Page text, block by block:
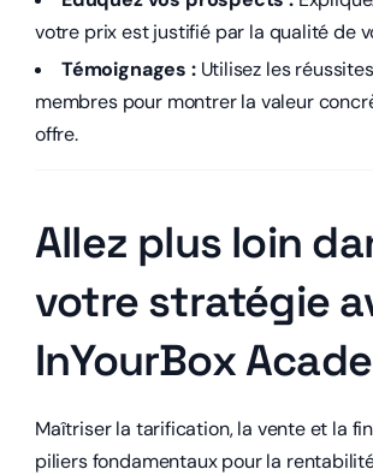
votre prix est justifié par la qualité de
Témoignages :Utilisez les
membres pour montrer la valeur
offre.
Allez plus loin
votre stratégie
InYourBox
Maîtriser la tarification, la vente et la
piliers fondamentaux pour la